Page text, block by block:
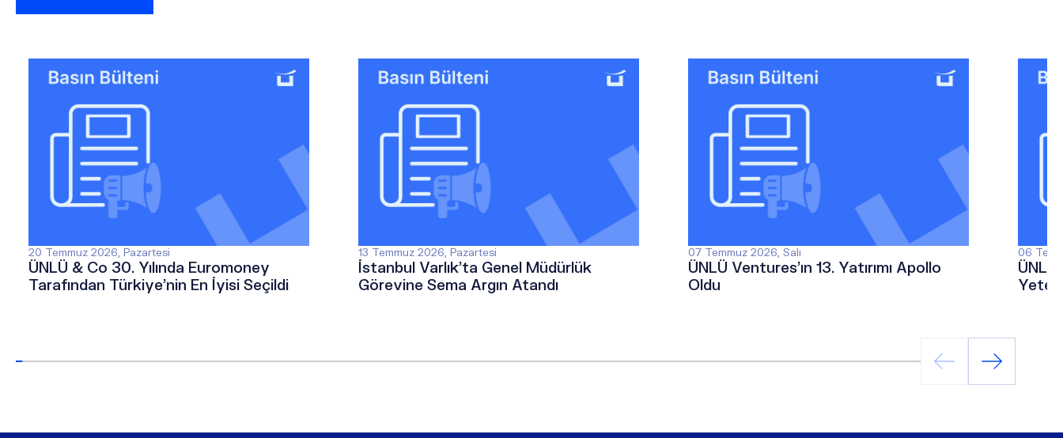
20 Temmuz 2026, Pazartesi
ÜNLÜ & Co 30. Yılında Euromoney
Tarafından Türkiye’nin En İyisi Seçildi
13 Temmuz 2026, Pazartesi
İstanbul Varlık’ta Genel Müdürlük
Görevine Sema Argın Atandı
07 Temmuz 2026, Salı
ÜNLÜ Ventures’ın 13. Yatırımı Apollo
Oldu
06
ÜNLÜ